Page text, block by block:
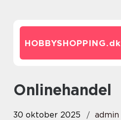
HOBBYSHOPPING.dk
Onlinehandel
30 oktober 2025 admin